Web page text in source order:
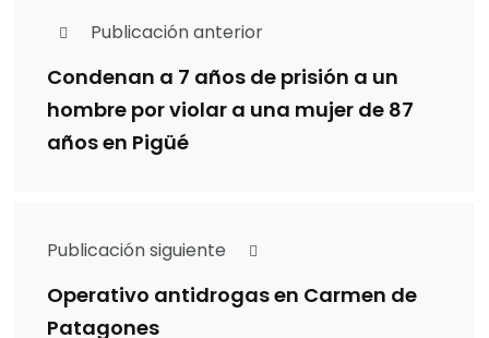
Publicación anterior
Condenan a 7 años de prisión a un
hombre por violar a una mujer de 87
años en Pigüé
Publicación siguiente
Operativo antidrogas en Carmen de
Patagones